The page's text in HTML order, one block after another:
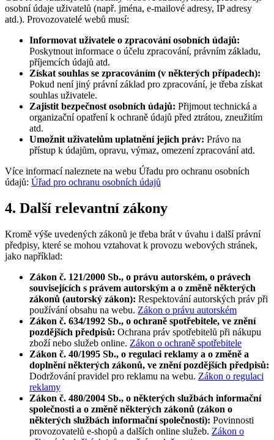
osobní údaje uživatelů (např. jména, e-mailové adresy, IP adresy
atd.). Provozovatelé webů musí:
Informovat uživatele o zpracování osobních údajů:
Poskytnout informace o účelu zpracování, právním základu,
příjemcích údajů atd.
Získat souhlas se zpracováním (v některých případech):
Pokud není jiný právní základ pro zpracování, je třeba získat
souhlas uživatele.
Zajistit bezpečnost osobních údajů: Přijmout technická a
organizační opatření k ochraně údajů před ztrátou, zneužitím
atd.
Umožnit uživatelům uplatnění jejich práv: Právo na
přístup k údajům, opravu, výmaz, omezení zpracování atd.
Více informací naleznete na webu Úřadu pro ochranu osobních
údajů: Úřad pro ochranu osobních údajů
4. Další relevantní zákony
Kromě výše uvedených zákonů je třeba brát v úvahu i další právní
předpisy, které se mohou vztahovat k provozu webových stránek,
jako například:
Zákon č. 121/2000 Sb., o právu autorském, o právech
souvisejících s právem autorským a o změně některých
zákonů (autorský zákon): Respektování autorských práv při
používání obsahu na webu. Zákon o právu autorském
Zákon č. 634/1992 Sb., o ochraně spotřebitele, ve znění
pozdějších předpisů: Ochrana práv spotřebitelů při nákupu
zboží nebo služeb online. Zákon o ochraně spotřebitele
Zákon č. 40/1995 Sb., o regulaci reklamy a o změně a
doplnění některých zákonů, ve znění pozdějších předpisů:
Dodržování pravidel pro reklamu na webu. Zákon o regulaci
reklamy
Zákon č. 480/2004 Sb., o některých službách informační
společnosti a o změně některých zákonů (zákon o
některých službách informační společnosti): Povinnosti
provozovatelů e-shopů a dalších online služeb. Zákon o